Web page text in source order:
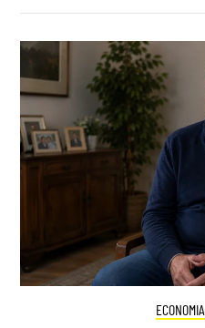
ECONOMIA